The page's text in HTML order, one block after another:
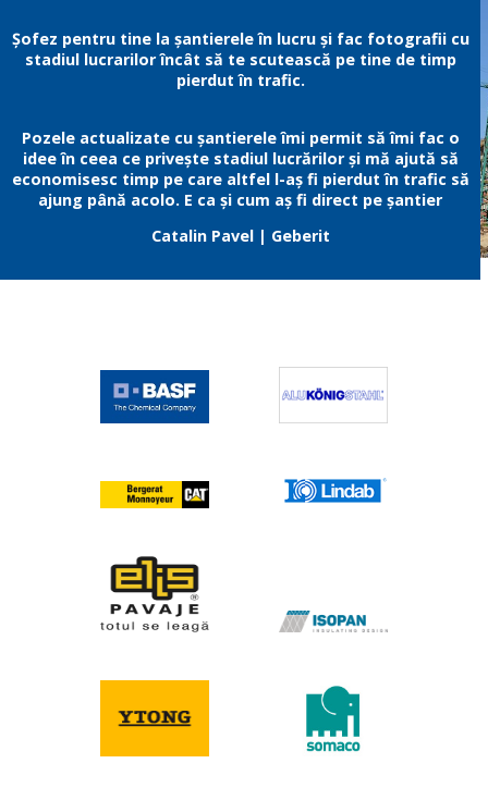
Șofez pentru tine la șantierele în lucru și fac fotografii cu
stadiul lucrarilor încât să te scutească pe tine de timp
pierdut în trafic.
Pozele actualizate cu șantierele îmi permit să îmi fac o
idee în ceea ce privește stadiul lucrărilor și mă ajută să
economisesc timp pe care altfel l-aș fi pierdut în trafic să
ajung până acolo. E ca și cum aș fi direct pe șantier
Catalin Pavel| Geberit